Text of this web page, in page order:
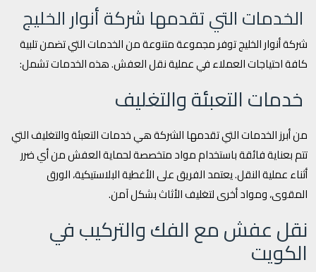
الخدمات التي تقدمها شركة أنوار الخليج
شركة أنوار الخليج توفر مجموعة متنوعة من الخدمات التي تضمن تلبية
كافة احتياجات العملاء في عملية نقل العفش. هذه الخدمات تشمل:
خدمات التعبئة والتغليف
من أبرز الخدمات التي تقدمها الشركة هي خدمات التعبئة والتغليف التي
تتم بعناية فائقة باستخدام مواد متخصصة لحماية العفش من أي ضرر
أثناء عملية النقل. يعتمد الفريق على الأغطية البلاستيكية، الورق
المقوى، ومواد أخرى لتغليف الأثاث بشكل آمن.
نقل عفش مع الفك والتركيب في
الكويت